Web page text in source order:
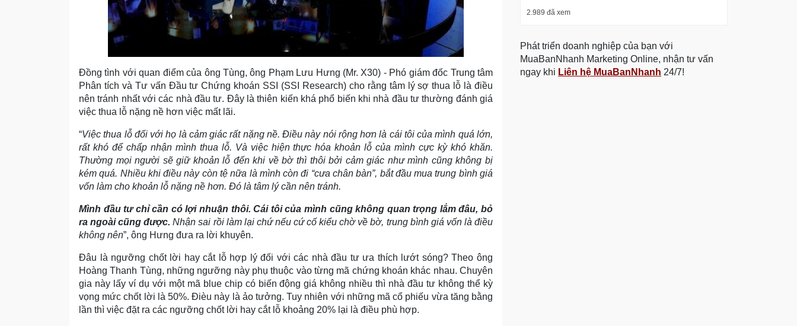
Đồng tình với quan điểm của ông Tùng, ông Phạm Lưu Hưng (Mr. X30) - Phó giám đốc Trung tâm
Phân tích và Tư vấn Đầu tư Chứng khoán SSI (SSI Research) cho rằng tâm lý sợ thua lỗ là điều
nên tránh nhất với các nhà đầu tư. Đây là thiên kiến khá phổ biến khi nhà đầu tư thường đánh giá
việc thua lỗ nặng nề hơn việc mất lãi.
“Việc thua lỗ đối với họ là cảm giác rất nặng nề. Điều này nói rộng hơn là cái tôi của mình quá lớn,
rất khó để chấp nhận mình thua lỗ. Và việc hiện thực hóa khoản lỗ của mình cực kỳ khó khăn.
Thường mọi người sẽ giữ khoản lỗ đến khi về bờ thì thôi bởi cảm giác như mình cũng không bị
kém quá. Nhiều khi điều này còn tệ nữa là mình còn đi “cưa chân bàn”, bắt đầu mua trung bình giá
vốn làm cho khoản lỗ nặng nề hơn. Đó là tâm lý cần nên tránh.
Mình đầu tư chỉ cần có lợi nhuận thôi. Cái tôi của mình cũng không quan trọng lắm đâu, bỏ
ra ngoài cũng được. Nhận sai rồi làm lại chứ nếu cứ cố kiểu chờ về bờ, trung bình giá vốn là điều
không nên”, ông Hưng đưa ra lời khuyên.
Đâu là ngưỡng chốt lời hay cắt lỗ hợp lý đối với các nhà đầu tư ưa thích lướt sóng? Theo ông
Hoàng Thanh Tùng, những ngưỡng này phụ thuộc vào từng mã chứng khoán khác nhau. Chuyên
gia này lấy ví dụ với một mã blue chip có biến động giá không nhiều thì nhà đầu tư không thể kỳ
vọng mức chốt lời là 50%. Đièu này là ảo tưởng. Tuy nhiên với những mã cổ phiếu vừa tăng bằng
lần thì việc đặt ra các ngưỡng chốt lời hay cắt lỗ khoảng 20% lại là điều phù hợp.
2.989 đã xem
Phát triển doanh nghiệp của bạn với
MuaBanNhanh Marketing Online, nhận tư vấn
ngay khi Liên hệ MuaBanNhanh 24/7!